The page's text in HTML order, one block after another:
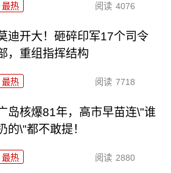
最热 阅读 4076
迪开大！砸碎印军17个司令
，重组指挥结构
最热 阅读 7718
岛核爆81年，高市早苗连\"谁
的\"都不敢提！
最热 阅读 2880